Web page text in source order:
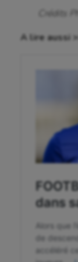
Crédits
A lire aussi